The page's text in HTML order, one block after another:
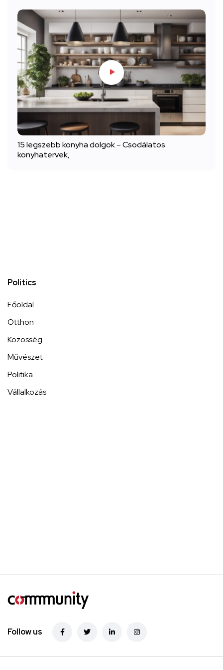
15 legszebb konyha dolgok – Csodálatos
konyhatervek,
Politics
Főoldal
Otthon
Közösség
Művészet
Politika
Vállalkozás
Follow us